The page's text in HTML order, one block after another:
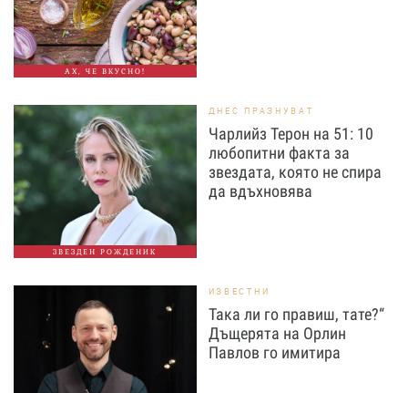
АХ, ЧЕ ВКУСНО!
ЗВЕЗДЕН РОЖДЕНИК
ДНЕС ПРАЗНУВАТ
Чарлийз Терон на 51: 10
любопитни факта за
звездата, която не спира
да вдъхновява
ИЗВЕСТНИ
Така ли го правиш, тате?“
Дъщерята на Орлин
Павлов го имитира